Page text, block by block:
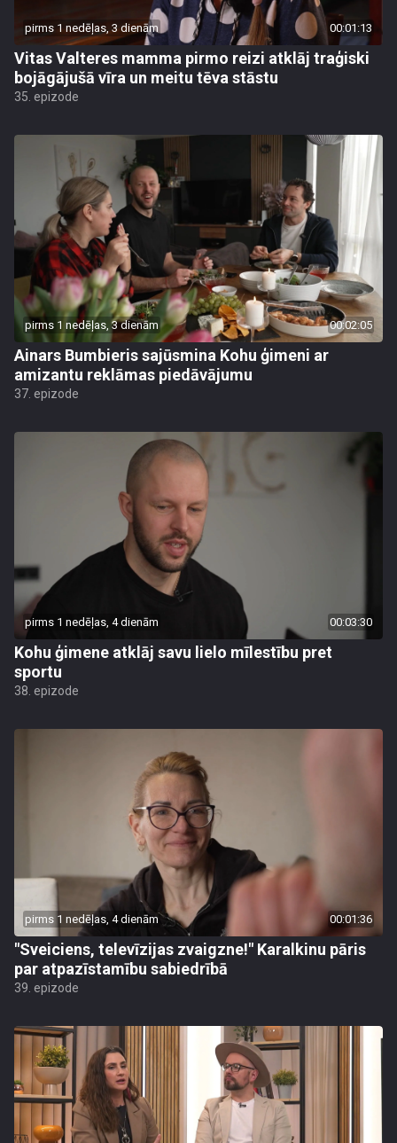
pirms 1 nedēļas, 3 dienām 00:01:13
Vitas Valteres mamma pirmo reizi atklāj traģiski
bojāgājušā vīra un meitu tēva stāstu
35. epizode
pirms 1 nedēļas, 3 dienām 00:02:05
Ainars Bumbieris sajūsmina Kohu ģimeni ar
amizantu reklāmas piedāvājumu
37. epizode
pirms 1 nedēļas, 4 dienām 00:03:30
Kohu ģimene atklāj savu lielo mīlestību pret
sportu
38. epizode
pirms 1 nedēļas, 4 dienām 00:01:36
"Sveiciens, televīzijas zvaigzne!" Karalkinu pāris
par atpazīstamību sabiedrībā
39. epizode